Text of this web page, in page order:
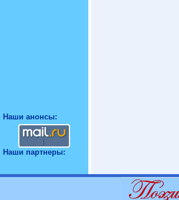
Наши анонсы:
Наши партнеры: